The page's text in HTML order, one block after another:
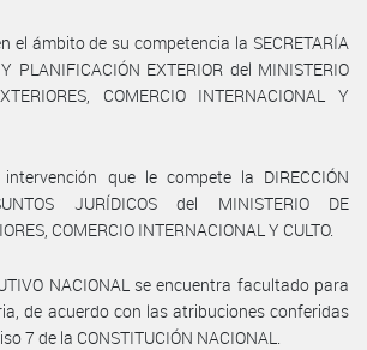
el ámbito de su competencia la SECRETARÍA
PLANIFICACIÓN EXTERIOR del MINISTERIO
COMERCIO INTERNACIONAL Y
que le compete la DIRECCIÓN
JURÍDICOS del MINISTERIO DE
COMERCIO INTERNACIONAL Y CULTO.
NACIONAL se encuentra facultado para
de acuerdo con las atribuciones conferidas
7 de la CONSTITUCIÓN NACIONAL.